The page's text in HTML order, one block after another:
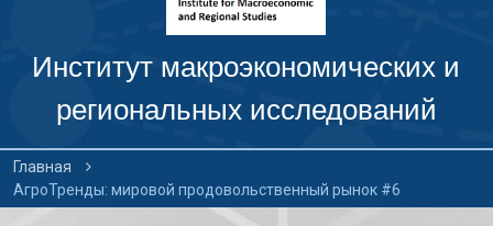
АгроТренды: мировой
#4
Институт макроэкономических и
региональных исследований
Главная
АгроТренды: мировой продовольственный рынок #6